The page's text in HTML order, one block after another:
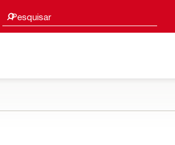
Pesquisar
Procurar sugestões